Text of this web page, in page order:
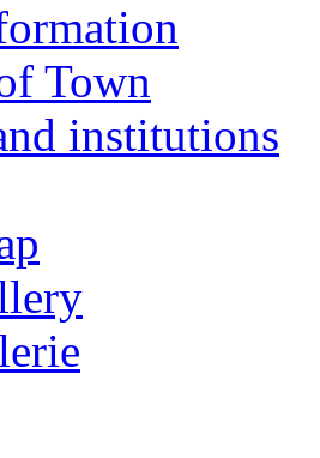
Town
institutions